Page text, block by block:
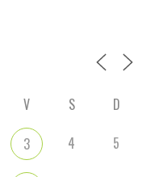
V S
D
3 4 5